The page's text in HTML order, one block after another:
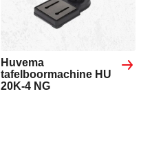
Huvema
tafelboormachine HU
20K-4 NG